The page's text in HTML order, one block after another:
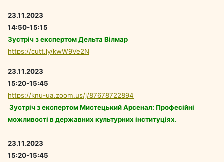
23.11.2023
14:50-15:15
Зустріч з експертом Дельта Вілмар
https://cutt.ly/kwW9Ve2N
23.11.2023
15:20-15:45
https://knu-ua.zoom.us/j/87678722894
Зустріч з експертом Мистецький Арсенал: Професійні
можливості в державних культурних інституціях.
23.11.2023
15:20-15:45